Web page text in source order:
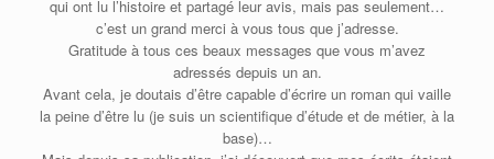
qui ont lu l’histoire et partagé leur avis, mais pas seulement…
c’est un grand merci à vous tous que j’adresse.
Gratitude à tous ces beaux messages que vous m’avez
adressés depuis un an.
Avant cela, je doutais d’être capable d’écrire un roman qui vaille
la peine d’être lu (je suis un scientifique d’étude et de métier, à la
base)…